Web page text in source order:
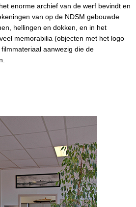
enorme archief van de werf bevindt en
van op de NDSM gebouwde
hellingen en dokken, en in het
memorabilia (objecten met het logo
aanwezig die de